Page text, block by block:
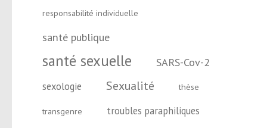
responsabilité individuelle
santé publique
santé sexuelle SARS-Cov-2
sexologie Sexualité thèse
transgenre troubles paraphiliques